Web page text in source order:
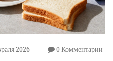
2026 0 Комментарии